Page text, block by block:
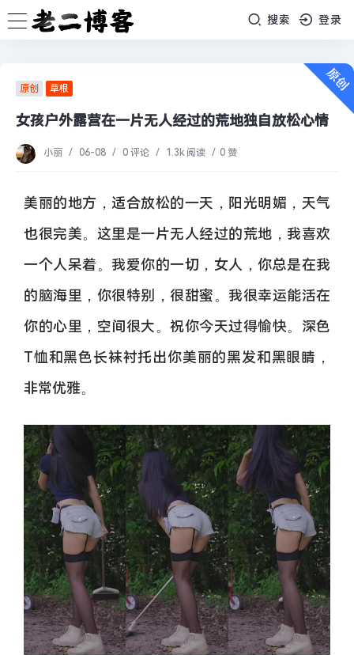
搜索 登录
原创 草根
女孩户外露营在一片无人经过的荒地独自放松心情
小丽 / 06-08 / 0 评论 / 1.3k 阅读 / 0 赞
美丽的地方，适合放松的一天，阳光明媚，天气
也很完美。这里是一片无人经过的荒地，我喜欢
一个人呆着。我爱你的一切，女人，你总是在我
的脑海里，你很特别，很甜蜜。我很幸运能活在
你的心里，空间很大。祝你今天过得愉快。深色
T恤和黑色长袜衬托出你美丽的黑发和黑眼睛，
非常优雅。